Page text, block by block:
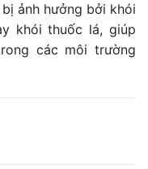
bị ảnh hưởng bởi khói
khói thuốc lá, giúp
các môi trường